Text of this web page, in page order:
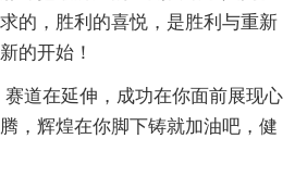
的，胜利的喜悦，是胜利与重新
的开始！
赛道在延伸，成功在你面前展现心
，辉煌在你脚下铸就加油吧，健